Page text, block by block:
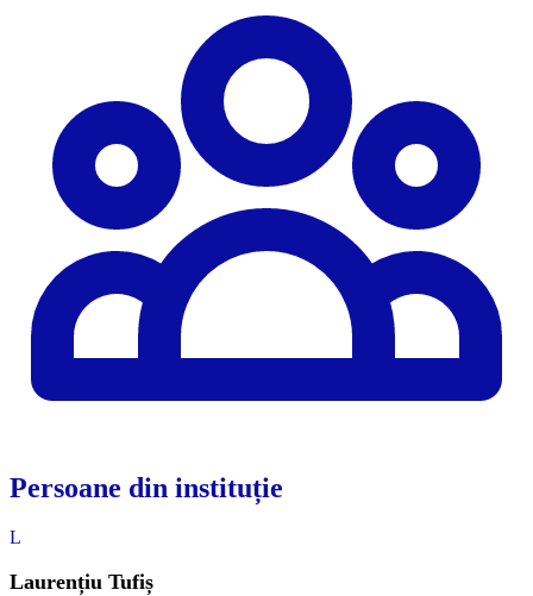
Persoane din instituție
L
Laurențiu Tufiș